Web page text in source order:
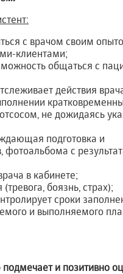
с врачом своим
клиентами;
общаться с
действия
не дожидаясь
подготовка и
с
в кабинете;
боязнь, страх);
сроки
и выполняемого
и позитивно